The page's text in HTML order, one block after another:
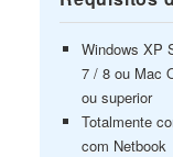
Windows XP
7 / 8 ou Mac
ou superior
Totalmente
com Netbook